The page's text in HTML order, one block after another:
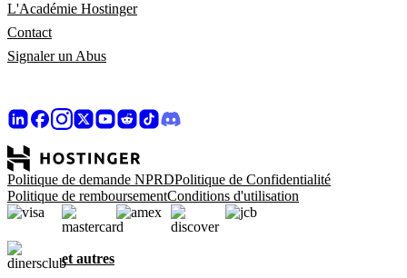
L'Académie Hostinger
Contact
Signaler un Abus
Politique de demande NPRDPolitique de Confidentialité
Politique de remboursementConditions d'utilisation
et autres